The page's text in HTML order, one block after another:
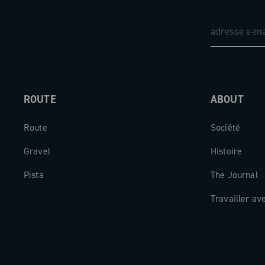
ROUTE
Route
Gravel
Pista
ABOUT
Société
Histoire
The Journal
Travailler